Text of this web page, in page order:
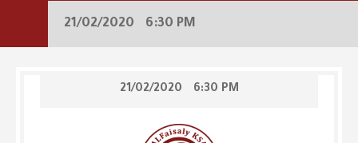
21/02/2020 6:30 PM
21/02/2020 6:30 PM